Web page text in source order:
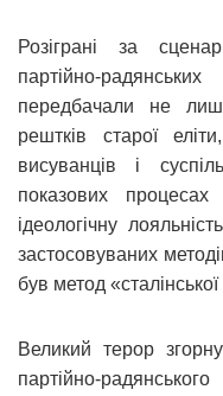
Розіграні за
партійно-
передбачали не
рештків старої
висуванців і
показових
ідеологічну
застосовуваних
був метод
Великий терор
партійно-